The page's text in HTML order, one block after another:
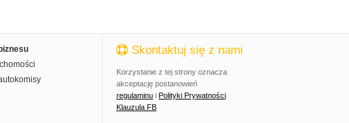
Skontaktuj się z nami
Korzystanie z tej strony oznacza
akceptację postanowień
regulaminu i Polityki Prywatności
Klauzula FB